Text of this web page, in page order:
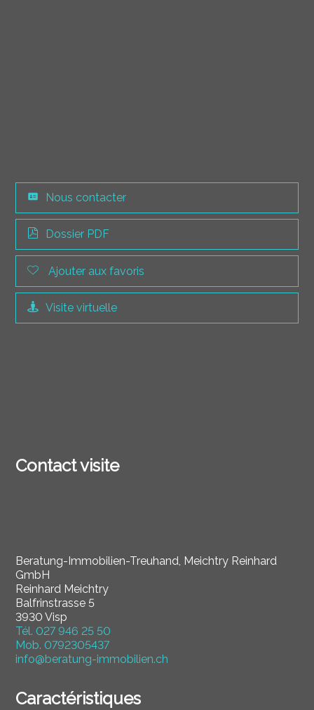
Nous contacter
Dossier PDF
Ajouter aux favoris
Visite virtuelle
Contact visite
Beratung-Immobilien-Treuhand, Meichtry Reinhard
GmbH
Reinhard Meichtry
Balfrinstrasse 5
3930 Visp
Tél.027 946 25 50
Mob.0792305437
info@beratung-immobilien.ch
Caractéristiques